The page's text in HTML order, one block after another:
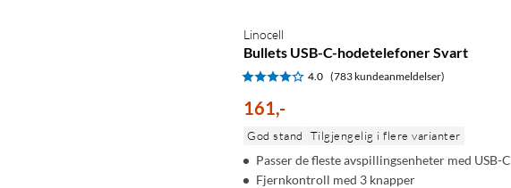
Linocell
Bullets USB-C-hodetelefoner Svart
4.0 (783 kundeanmeldelser)
161,-
God stand Tilgjengelig i flere varianter
Passer de fleste avspillingsenheter med USB-C
Fjernkontroll med 3 knapper